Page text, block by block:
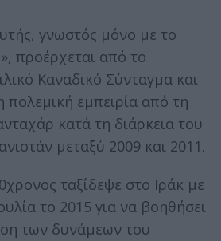
γνωστός μόνο με το
προέρχεται από το
Καναδικό Σύνταγμα και
πολεμική εμπειρία από τη
κατά τη διάρκεια του
μεταξύ 2009 και 2011.
ταξίδεψε στο Ιράκ με
το 2015 για να βοηθήσει
των δυνάμεων του